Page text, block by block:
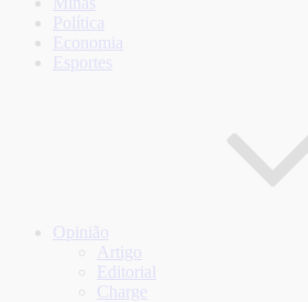
Política
Economia
Esportes
Opinião
Artigo
Editorial
Charge